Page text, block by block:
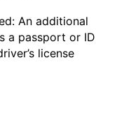
An additional
a passport or ID
license